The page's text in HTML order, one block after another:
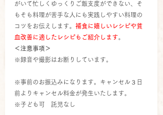
がいて忙しくゆっくりご飯支度ができない、そ
もそも料理が苦手な人にも実践しやすい料理の
コツをお伝えします。 補食に嬉しいレシピや貧
血改善に適したレシピもご紹介します。
＜注意事項＞
※録音や撮影はお断りしています。
※事前のお振込みになります。キャンセル３日
前よりキャンセル料金が発生いたします。
※子ども可　託児なし